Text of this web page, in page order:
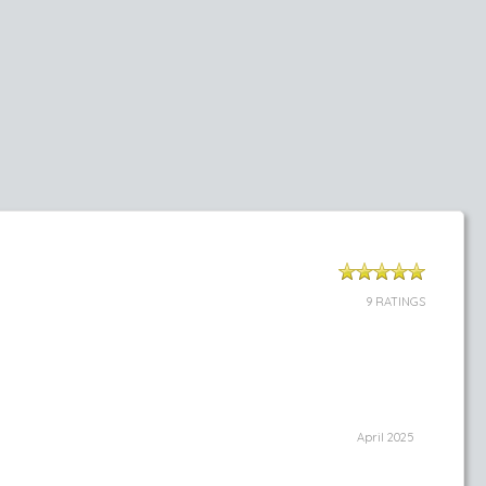
9 RATINGS
April 2025